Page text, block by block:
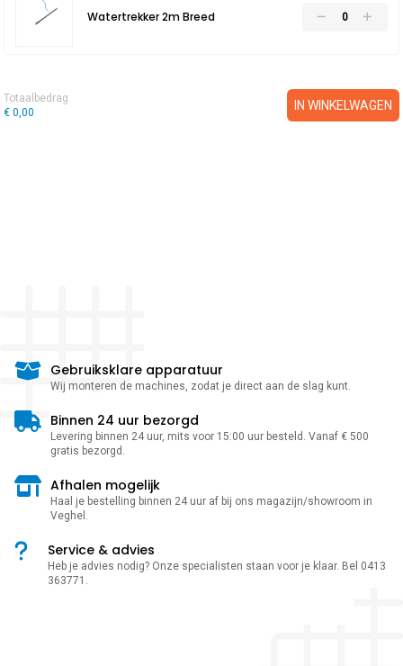
Watertrekker 2m Breed
Totaalbedrag
€ 0,00
IN WINKELWAGEN
Gebruiksklare apparatuur
Wij monteren de machines, zodat je direct aan de slag kunt.
Binnen 24 uur bezorgd
Levering binnen 24 uur, mits voor 15:00 uur besteld. Vanaf € 500
gratis bezorgd.
Afhalen mogelijk
Haal je bestelling binnen 24 uur af bij ons magazijn/showroom in
Veghel.
Service & advies
Heb je advies nodig? Onze specialisten staan voor je klaar. Bel 0413
363771.